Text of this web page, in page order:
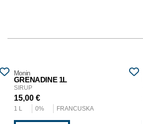
Monin
GRENADINE 1L
SIRUP
15,00 €
1 L 0% FRANCUSKA